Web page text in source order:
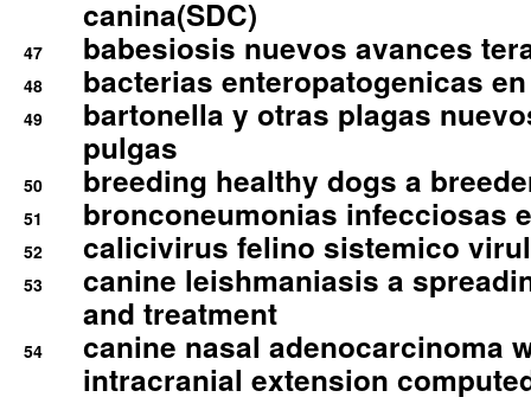
canina(SDC)
47 babesiosis nuevos avances
48 bacterias enteropatogenicas
49
bartonella y otras plagas
pulgas
50 breeding healthy dogs a
51 bronconeumonias infecciosas
52 calicivirus felino sistemico
53
canine leishmaniasis a
and treatment
54
canine nasal adenocarcinoma
intracranial extension